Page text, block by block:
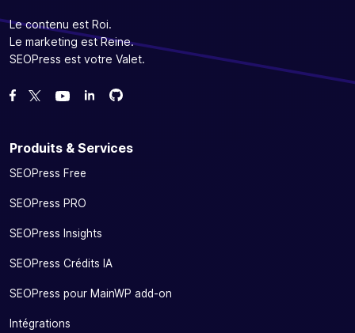
Le contenu est Roi.
Le marketing est Reine.
SEOPress est votre Valet.
Likez notre page Facebook
Suivez-nous sur Twitter
Nous voir sur YouTube
Forcez-nous sur GitHub
Forcez-nous sur GitHub
Produits & Services
SEOPress Free
SEOPress PRO
SEOPress Insights
SEOPress Crédits IA
SEOPress pour MainWP add-on
Intégrations